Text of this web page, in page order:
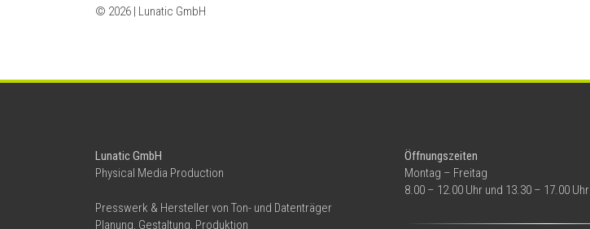
© 2026 | Lunatic GmbH
Lunatic GmbH
Physical Media Production
Presswerk & Hersteller von Ton- und Datenträger
Planung, Gestaltung, Produktion
Öffnungszeiten
Montag – Freitag
8.00 – 12.00 Uhr und 13.30 – 17.00 Uhr